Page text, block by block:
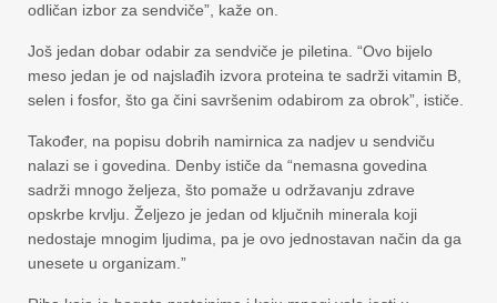
odličan izbor za sendviče”, kaže on.
Još jedan dobar odabir za sendviče je piletina. “Ovo bijelo
meso jedan je od najslađih izvora proteina te sadrži vitamin B,
selen i fosfor, što ga čini savršenim odabirom za obrok”, ističe.
Također, na popisu dobrih namirnica za nadjev u sendviču
nalazi se i govedina. Denby ističe da “nemasna govedina
sadrži mnogo željeza, što pomaže u održavanju zdrave
opskrbe krvlju. Željezo je jedan od ključnih minerala koji
nedostaje mnogim ljudima, pa je ovo jednostavan način da ga
unesete u organizam.”